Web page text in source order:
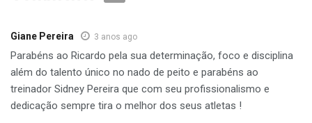
Giane Pereira 3 anos ago
Parabéns ao Ricardo pela sua determinação, foco e disciplina
além do talento único no nado de peito e parabéns ao
treinador Sidney Pereira que com seu profissionalismo e
dedicação sempre tira o melhor dos seus atletas !